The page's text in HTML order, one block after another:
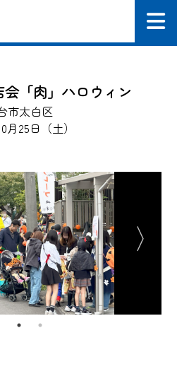
「肉」ハロウィン
市太白区
月25日（土）